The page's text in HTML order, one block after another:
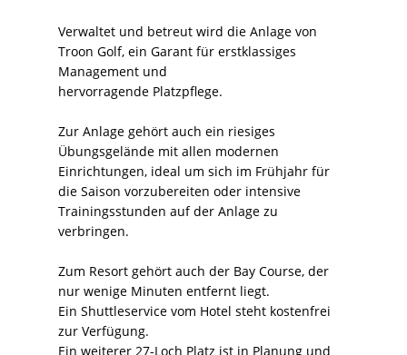
Verwaltet und betreut wird die Anlage von
Troon Golf, ein Garant für erstklassiges
Management und
hervorragende Platzpflege.
Zur Anlage gehört auch ein riesiges
Übungsgelände mit allen modernen
Einrichtungen, ideal um sich im Frühjahr für
die Saison vorzubereiten oder intensive
Trainingsstunden auf der Anlage zu
verbringen.
Zum Resort gehört auch der Bay Course, der
nur wenige Minuten entfernt liegt.
Ein Shuttleservice vom Hotel steht kostenfrei
zur Verfügung.
Ein weiterer 27-Loch Platz ist in Planung und